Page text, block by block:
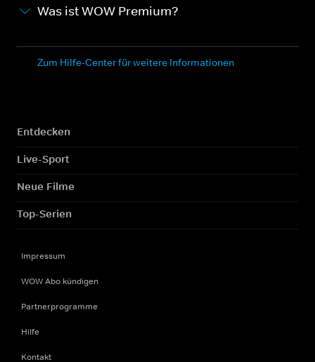
Was ist WOW Premium?
Zum Hilfe-Center für weitere Informationen
Entdecken
Live-Sport
Neue Filme
Top-Serien
Impressum
WOW Abo kündigen
Partnerprogramme
Hilfe
Kontakt